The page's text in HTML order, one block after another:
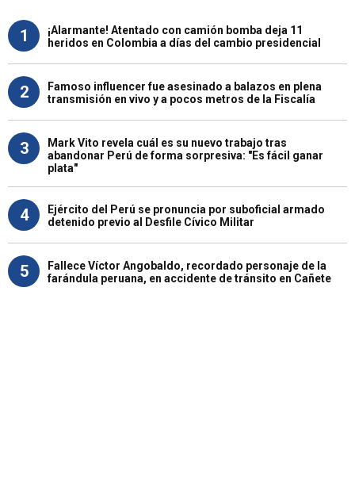
1
¡Alarmante! Atentado con camión bomba deja 11
heridos en Colombia a días del cambio presidencial
2
Famoso influencer fue asesinado a balazos en plena
transmisión en vivo y a pocos metros de la Fiscalía
3
Mark Vito revela cuál es su nuevo trabajo tras
abandonar Perú de forma sorpresiva: "Es fácil ganar
plata"
4
Ejército del Perú se pronuncia por suboficial armado
detenido previo al Desfile Cívico Militar
5
Fallece Víctor Angobaldo, recordado personaje de la
farándula peruana, en accidente de tránsito en Cañete